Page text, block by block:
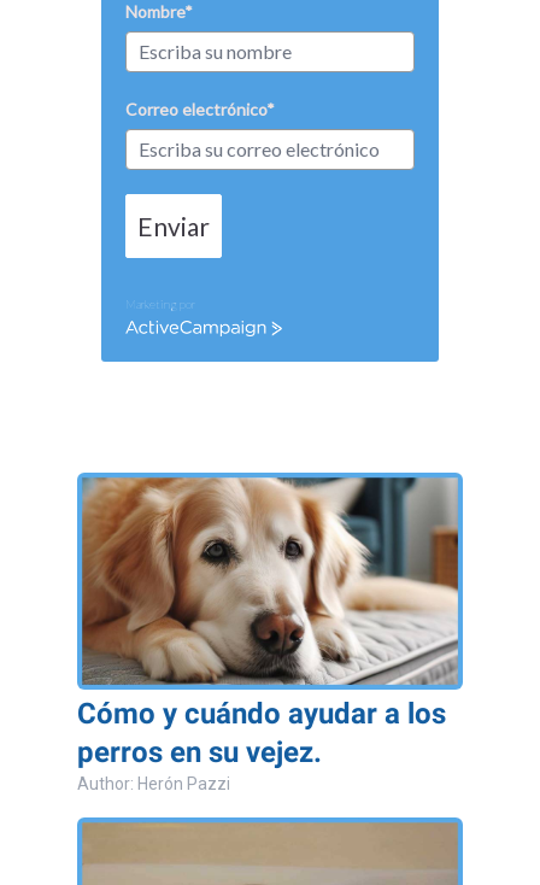
Nombre*
Correo electrónico*
Enviar
Marketing por
ActiveCampaign
Cómo y cuándo ayudar a los
perros en su vejez.
Author: Herón Pazzi